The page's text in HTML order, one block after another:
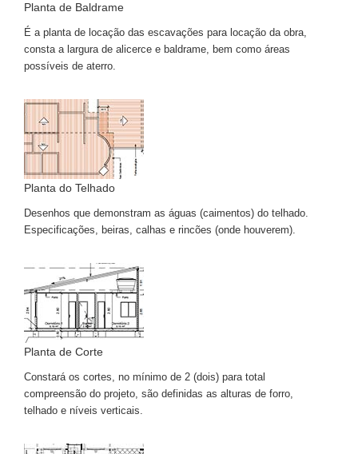
Planta de Baldrame
É a planta de locação das escavações para locação da obra,
consta a largura de alicerce e baldrame, bem como áreas
possíveis de aterro.
Planta do Telhado
Desenhos que demonstram as águas (caimentos) do telhado.
Especificações, beiras, calhas e rincões (onde houverem).
Planta de Corte
Constará os cortes, no mínimo de 2 (dois) para total
compreensão do projeto, são definidas as alturas de forro,
telhado e níveis verticais.